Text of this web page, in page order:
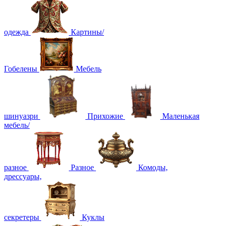
одежда Картины/
Гобелены Мебель
шинуазри Прихожие
Маленькая
мебель/
разное Разное
Комоды,
дрессуары,
секретеры Куклы